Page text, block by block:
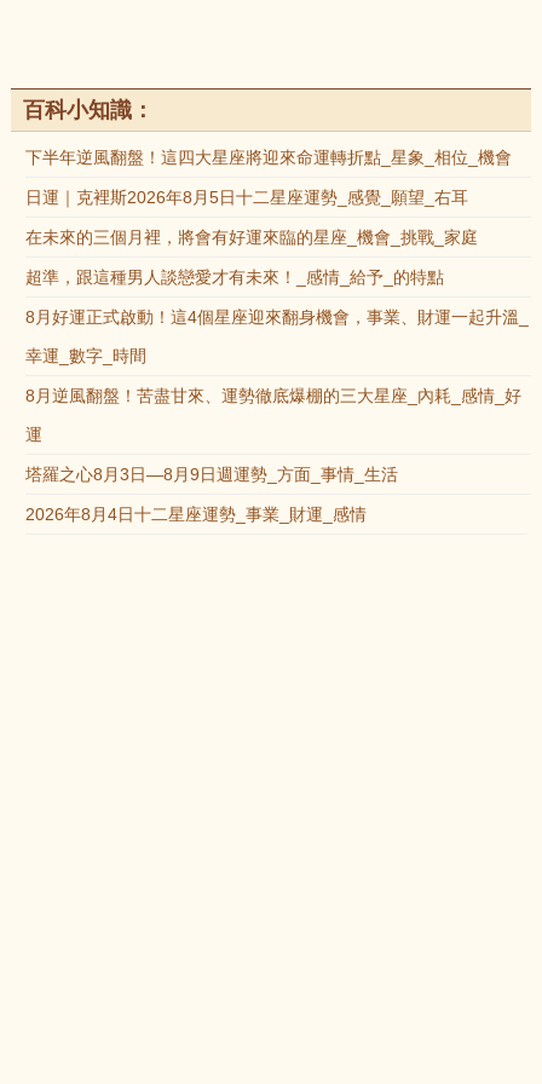
百科小知識：
下半年逆風翻盤！這四大星座將迎來命運轉折點_星象_相位_機會
日運｜克裡斯2026年8月5日十二星座運勢_感覺_願望_右耳
在未來的三個月裡，將會有好運來臨的星座_機會_挑戰_家庭
超準，跟這種男人談戀愛才有未來！_感情_給予_的特點
8月好運正式啟動！這4個星座迎來翻身機會，事業、財運一起升溫_
幸運_數字_時間
8月逆風翻盤！苦盡甘來、運勢徹底爆棚的三大星座_內耗_感情_好
運
塔羅之心8月3日—8月9日週運勢_方面_事情_生活
2026年8月4日十二星座運勢_事業_財運_感情